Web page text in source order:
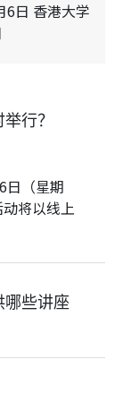
6日 香港大学
行？
日（星期
将以线上
些讲座